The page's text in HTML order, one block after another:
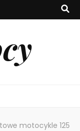
motocykle 125